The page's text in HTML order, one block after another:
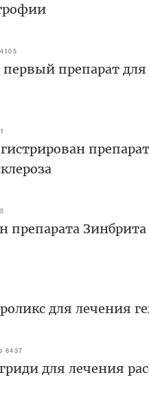
4105
первый препарат
препарата
для лечения
6437
для лечения